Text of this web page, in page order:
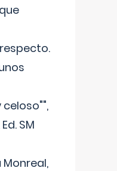
SM
Monreal,